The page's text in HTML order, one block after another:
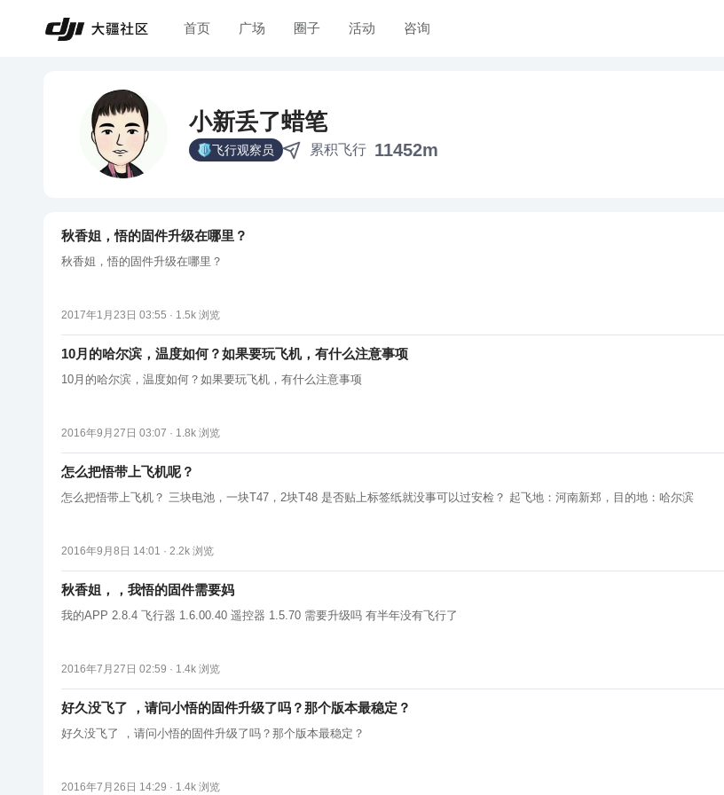
首页 广场 圈子 活动 咨询
小新丢了蜡笔
飞行观察员 累积飞行 11452m
秋香姐，悟的固件升级在哪里？
秋香姐，悟的固件升级在哪里？
2017年1月23日 03:55 · 1.5k 浏览
10月的哈尔滨，温度如何？如果要玩飞机，有什么注意事项
10月的哈尔滨，温度如何？如果要玩飞机，有什么注意事项
2016年9月27日 03:07 · 1.8k 浏览
怎么把悟带上飞机呢？
怎么把悟带上飞机？ 三块电池，一块T47，2块T48 是否贴上标签纸就没事可以过安检？ 起飞地：河南新郑，目的地：哈尔滨
2016年9月8日 14:01 · 2.2k 浏览
秋香姐，，我悟的固件需要妈
我的APP 2.8.4 飞行器 1.6.00.40 遥控器 1.5.70 需要升级吗 有半年没有飞行了
2016年7月27日 02:59 · 1.4k 浏览
好久没飞了 ，请问小悟的固件升级了吗？那个版本最稳定？
好久没飞了 ，请问小悟的固件升级了吗？那个版本最稳定？
2016年7月26日 14:29 · 1.4k 浏览